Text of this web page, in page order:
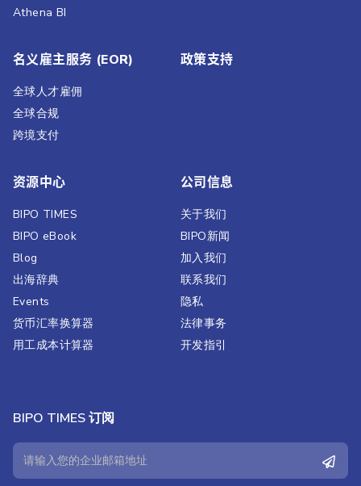
Athena BI
名义雇主服务 (EOR)
全球人才雇佣
全球合规
跨境支付
政策支持
资源中心
BIPO TIMES
BIPO eBook
Blog
出海辞典
Events
货币汇率换算器
用工成本计算器
公司信息
关于我们
BIPO新闻​
加入我们
联系我们
隐私
法律事务
开发指引
BIPO TIMES 订阅